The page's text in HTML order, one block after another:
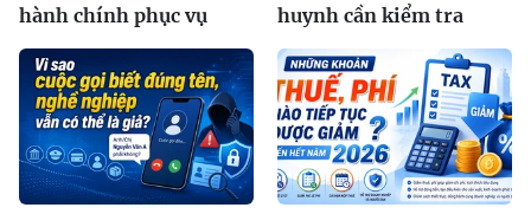
hành chính phục vụ
huynh cần kiểm tra